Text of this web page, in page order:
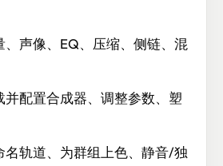
、声像、EQ、压缩、侧链、混
并配置合成器、调整参数、塑
名轨道、为群组上色、静音/独